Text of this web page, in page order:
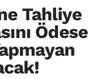
Tahliye
Ödese